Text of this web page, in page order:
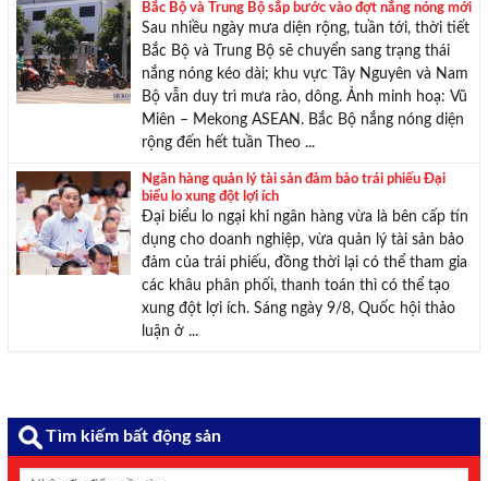
Bắc Bộ và Trung Bộ sắp bước vào đợt nắng nóng mới
Sau nhiều ngày mưa diện rộng, tuần tới, thời tiết
Bắc Bộ và Trung Bộ sẽ chuyển sang trạng thái
nắng nóng kéo dài; khu vực Tây Nguyên và Nam
Bộ vẫn duy trì mưa rào, dông. Ảnh minh hoạ: Vũ
Miên – Mekong ASEAN. Bắc Bộ nắng nóng diện
rộng đến hết tuần Theo ...
Ngân hàng quản lý tài sản đảm bảo trái phiếu Đại
biểu lo xung đột lợi ích
Đại biểu lo ngại khi ngân hàng vừa là bên cấp tín
dụng cho doanh nghiệp, vừa quản lý tài sản bảo
đảm của trái phiếu, đồng thời lại có thể tham gia
các khâu phân phối, thanh toán thì có thể tạo
xung đột lợi ích. Sáng ngày 9/8, Quốc hội thảo
luận ở ...
Tìm kiếm bất động sản